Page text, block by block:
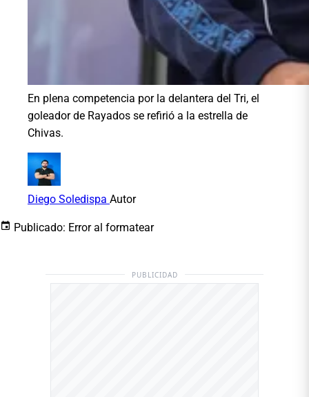
En plena competencia por la delantera del Tri, el
goleador de Rayados se refirió a la estrella de
Chivas.
Diego Soledispa Autor
Publicado: Error al formatear
PUBLICIDAD